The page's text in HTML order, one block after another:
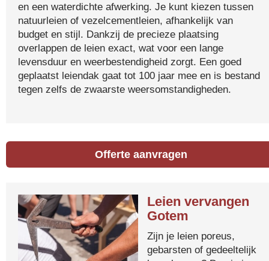
en een waterdichte afwerking. Je kunt kiezen tussen
natuurleien of vezelcementleien, afhankelijk van
budget en stijl. Dankzij de precieze plaatsing
overlappen de leien exact, wat voor een lange
levensduur en weerbestendigheid zorgt. Een goed
geplaatst leiendak gaat tot 100 jaar mee en is bestand
tegen zelfs de zwaarste weersomstandigheden.
Offerte aanvragen
Leien vervangen
Gotem
Zijn je leien poreus,
gebarsten of gedeeltelijk